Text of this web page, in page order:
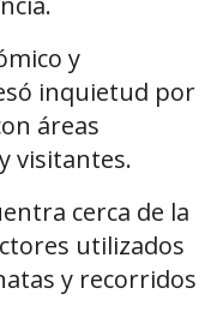
y
inquietud por
áreas
visitantes.
cerca de la
utilizados
y recorridos